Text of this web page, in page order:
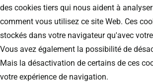
des cookies tiers qui nous aident à
comment vous utilisez ce site Web. Ces
stockés dans votre navigateur qu'avec
Vous avez également la possibilité de
Mais la désactivation de certains de ces
votre expérience de navigation.